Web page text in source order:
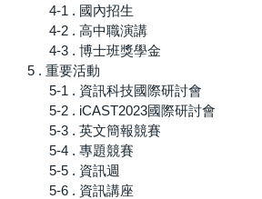
4-1 . 國內招生
4-2 . 高中職演講
4-3 . 博士班獎學金
5 . 重要活動
5-1 . 資訊科技國際研討會
5-2 . iCAST2023國際研討會
5-3 . 英文簡報競賽
5-4 . 專題競賽
5-5 . 資訊週
5-6 . 資訊講座